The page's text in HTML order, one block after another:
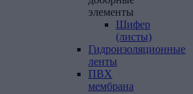
элементы
Шифер
(листы)
Гидроизоляционные
ленты
ПВХ
мембрана